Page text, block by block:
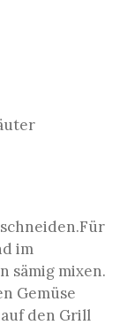
im
sämig mixen.
Gemüse
den Grill